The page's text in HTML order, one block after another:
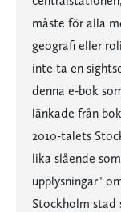
måste för alla
geografi eller
inte ta en
denna e-bok
länkade från
2010-talets
lika slående
upplysningar"
Stockholm stad